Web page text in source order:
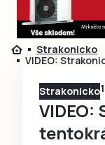
Ještě
Strakonicko
VIDEO:
Strakonicko